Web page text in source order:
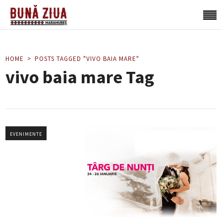
HOME POSTS TAGGED "VIVO BAIA MARE"
vivo baia mare Tag
EVENIMENTE